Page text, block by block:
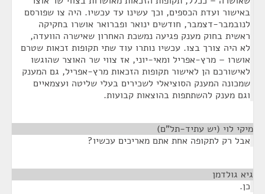
באישור ועדת הכספים, וכך עשינו עד עכשיו. היה צו שפורסם
לנובמבר-דצמבר, חודשים ינואר ופברואר אושרו בחקיקה
ראשית בחוק מענק פגיעה נמשכת האחרון שאישרה הוועדה,
לא היה צורך בצו. עכשיו נותרו עוד שתי תקופות זכאות שטרם
אושרו – מרץ-אפריל ומאי-יוני, אז צווי שר האוצר שהוגשו
לאישורכם הן לאישור תקופות הזכאות מרץ-אפריל, גם המענק
שמכונה המענק הסוציאלי לשכירים בעלי שליטה ועצמאיים
וגם מענק להשתתפות בהוצאות קבועות.
מיקי לוי (יש עתיד-תל"ם)
אבל רק לתקופה אחת אתם מאריכים עכשיו?
גיא גולדמן
כן.